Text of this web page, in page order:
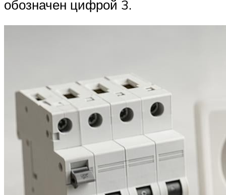
обозначен цифрой 3.